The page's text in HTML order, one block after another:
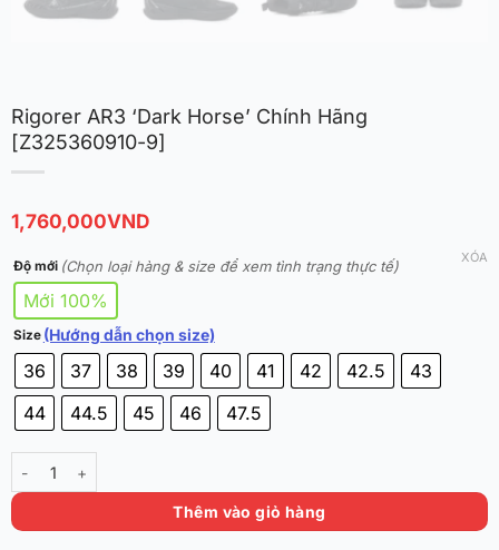
Rigorer AR3 ‘Dark Horse’ Chính Hãng
[Z325360910-9]
1,760,000VND
Độ mới (Chọn loại hàng & size để xem tình trạng thực tế)
Mới 100%
Size (Hướng dẫn chọn size)
36 37 38 39 40 41 42 42.5
43
44
44.5 45 46 47.5
XÓA
Rigorer AR3 ‘Dark Horse’ Chính Hãng [Z325360910-9] số lượng
Thêm vào giỏ hàng